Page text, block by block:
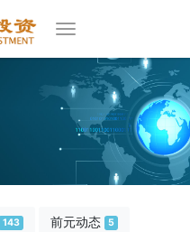
143 前元动态 5